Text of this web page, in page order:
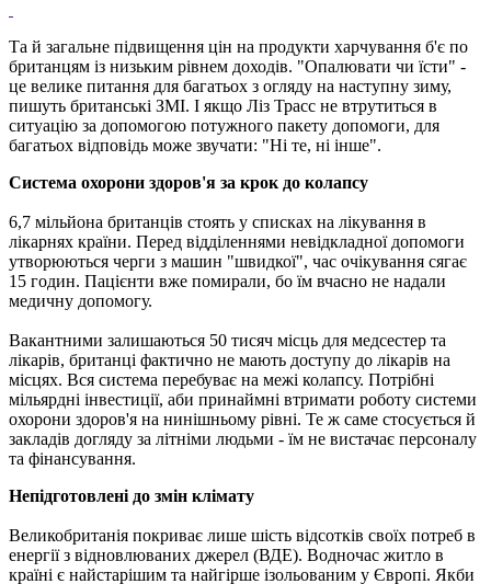
Та й загальне підвищення цін на продукти харчування б'є по
британцям із низьким рівнем доходів. "Опалювати чи їсти" -
це велике питання для багатьох з огляду на наступну зиму,
пишуть британські ЗМІ. І якщо Ліз Трасс не втрутиться в
ситуацію за допомогою потужного пакету допомоги, для
багатьох відповідь може звучати: "Ні те, ні інше".
Система охорони здоров'я за крок до колапсу
6,7 мільйона британців стоять у списках на лікування в
лікарнях країни. Перед відділеннями невідкладної допомоги
утворюються черги з машин "швидкої", час очікування сягає
15 годин. Пацієнти вже помирали, бо їм вчасно не надали
медичну допомогу.
Вакантними залишаються 50 тисяч місць для медсестер та
лікарів, британці фактично не мають доступу до лікарів на
місцях. Вся система перебуває на межі колапсу. Потрібні
мільярдні інвестиції, аби принаймні втримати роботу системи
охорони здоров'я на нинішньому рівні. Те ж саме стосується й
закладів догляду за літніми людьми - їм не вистачає персоналу
та фінансування.
Непідготовлені до змін клімату
Великобританія покриває лише шість відсотків своїх потреб в
енергії з відновлюваних джерел (ВДЕ). Водночас житло в
країні є найстарішим та найгірше ізольованим у Європі. Якби